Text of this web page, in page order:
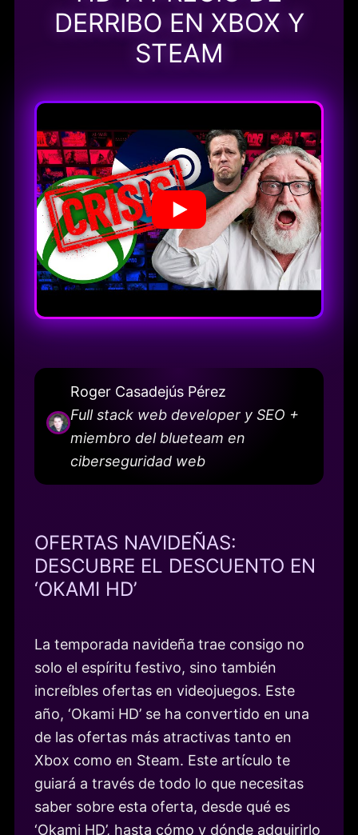
DERRIBO EN XBOX Y
STEAM
Roger Casadejús Pérez
Full stack web developer y SEO +
miembro del blueteam en
ciberseguridad web
OFERTAS NAVIDEÑAS:
DESCUBRE EL DESCUENTO EN
‘OKAMI HD’
La temporada navideña trae consigo no
solo el espíritu festivo, sino también
increíbles ofertas en videojuegos. Este
año, ‘Okami HD’ se ha convertido en una
de las ofertas más atractivas tanto en
Xbox como en Steam. Este artículo te
guiará a través de todo lo que necesitas
saber sobre esta oferta, desde qué es
‘Okami HD’, hasta cómo y dónde adquirirlo